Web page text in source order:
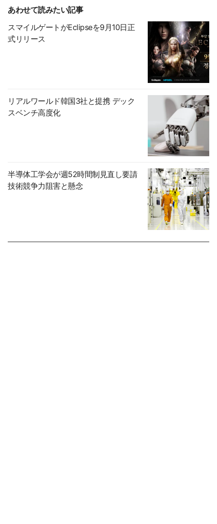
あわせて読みたい記事
スマイルゲートがEclipseを9月10日正
式リリース
リアルワールド韓国3社と提携 デック
スベンチ高度化
半導体工学会が週52時間制見直し要請
技術競争力阻害と懸念